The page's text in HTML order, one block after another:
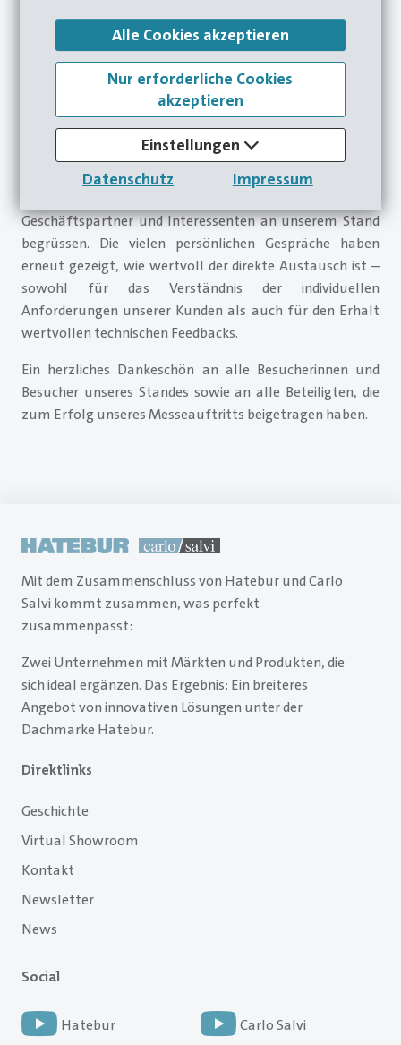
Alle Cookies akzeptieren
Nur erforderliche Cookies
akzeptieren
Einstellungen
Datenschutz
Impressum
Auch in diesem Jahr war die Hatebur Group wieder auf
der MetalForm China im National Exhibition and
Convention Center in Shanghai vertreten. Die Messe bot
eine ideale Plattform, um unsere neuesten Technologien
und Lösungen einem internationalen Fachpublikum zu
präsentieren und bestehende Partnerschaften zu
pflegen.
Geschäftspartner und Interessenten an unserem Stand
begrüssen. Die vielen persönlichen Gespräche haben
erneut gezeigt, wie wertvoll der direkte Austausch ist –
sowohl für das Verständnis der individuellen
Anforderungen unserer Kunden als auch für den Erhalt
wertvollen technischen Feedbacks.
Ein herzliches Dankeschön an alle Besucherinnen und
Besucher unseres Standes sowie an alle Beteiligten, die
zum Erfolg unseres Messeauftritts beigetragen haben.
Mit dem Zusammenschluss von Hatebur und Carlo
Salvi kommt zusammen, was perfekt
zusammenpasst:
Zwei Unternehmen mit Märkten und Produkten, die
sich ideal ergänzen. Das Ergebnis: Ein breiteres
Angebot von innovativen Lösungen unter der
Dachmarke Hatebur.
Direktlinks
Geschichte
Virtual Showroom
Kontakt
Newsletter
News
Social
Hatebur Carlo Salvi